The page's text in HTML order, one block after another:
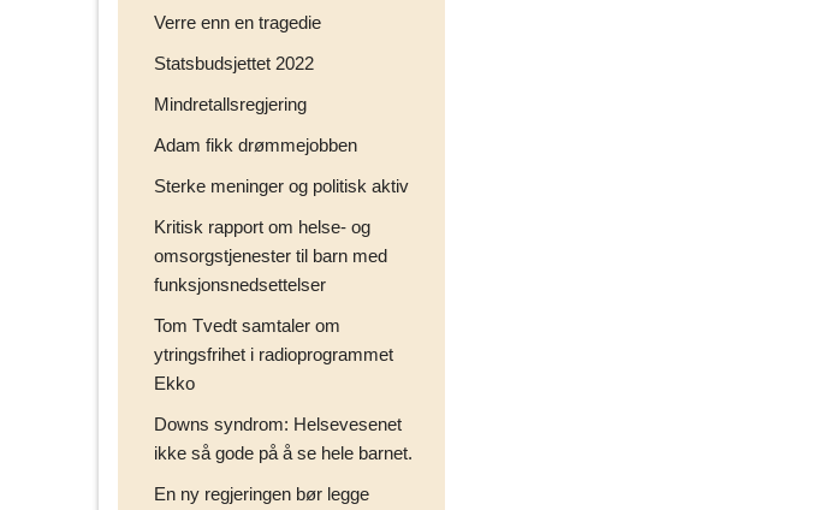
Verre enn en tragedie
Statsbudsjettet 2022
Mindretallsregjering
Adam fikk drømmejobben
Sterke meninger og politisk aktiv
Kritisk rapport om helse- og
omsorgstjenester til barn med
funksjonsnedsettelser
Tom Tvedt samtaler om
ytringsfrihet i radioprogrammet
Ekko
Downs syndrom: Helsevesenet
ikke så gode på å se hele barnet.
En ny regjeringen bør legge